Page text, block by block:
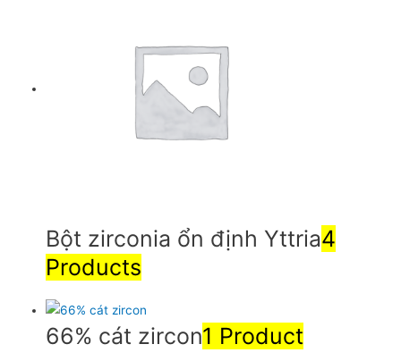
Bột zirconia ổn định Yttria4
Products
66% cát zircon1 Product